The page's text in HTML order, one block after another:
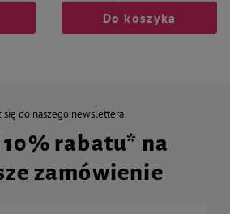
Do koszyka
się do naszego newslettera
rabatu* na
zamówienie